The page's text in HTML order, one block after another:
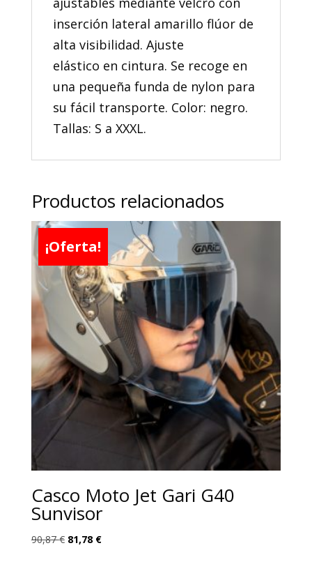
inserción lateral amarillo flúor de
alta visibilidad. Ajuste
elástico en cintura. Se recoge en
una pequeña funda de nylon para
su fácil transporte. Color: negro.
Tallas: S a XXXL.
Productos relacionados
¡Oferta!
Casco Moto Jet Gari G40
Sunvisor
90,87€ El
81,78 €El